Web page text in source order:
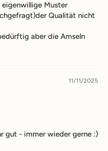
eigenwillige Muster
Qualität nicht
aber die Amseln
11/11/2025
gut - immer wieder gerne :)